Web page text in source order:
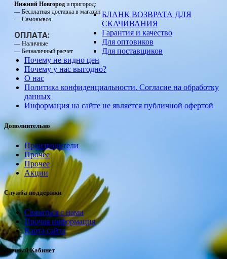
Нижний Новгород и пригород:
— Бесплатная доставка в магазин
— Самовывоз
ОПЛАТА:
— Наличные
— Безналичный расчет
БЛАНК ВОЗВРАТА ДЛЯ
СКАЧИВАНИЯ
Гарантия и качество
Для оптовиков
Для поставщиков
Почему не видно цен
Почему у нас выгодно?
О нас
Политика конфиденциальности. Согласие на обработку
данных
Информация на сайте не является публичной офертой
Дополнительно
Производители
Прочее
Прочее
Акции
Служба поддержки
Связаться с нами
Прочая информация
Карта сайта
Личный Кабинет